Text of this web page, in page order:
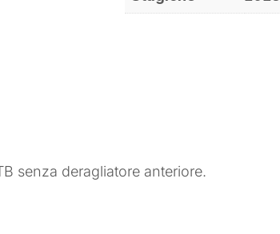
senza deragliatore anteriore.